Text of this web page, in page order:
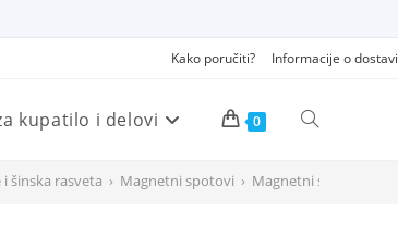
Kako poručiti? Informacije o dostavi
kupatilo i delovi 0 Pretraži
šinska rasveta › Magnetni spotovi › Magnetni spot